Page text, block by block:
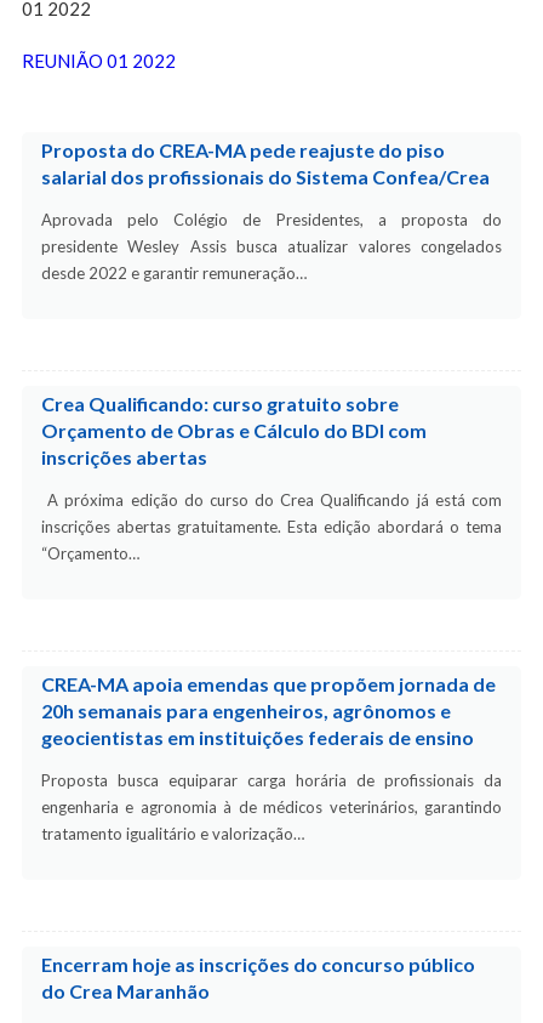
01 2022
REUNIÃO 01 2022
Proposta do CREA-MA pede reajuste do piso
salarial dos profissionais do Sistema Confea/Crea
Aprovada pelo Colégio de Presidentes, a proposta do
presidente Wesley Assis busca atualizar valores congelados
desde 2022 e garantir remuneração…
Crea Qualificando: curso gratuito sobre
Orçamento de Obras e Cálculo do BDI com
inscrições abertas
A próxima edição do curso do Crea Qualificando já está com
inscrições abertas gratuitamente. Esta edição abordará o tema
“Orçamento…
CREA-MA apoia emendas que propõem jornada de
20h semanais para engenheiros, agrônomos e
geocientistas em instituições federais de ensino
Proposta busca equiparar carga horária de profissionais da
engenharia e agronomia à de médicos veterinários, garantindo
tratamento igualitário e valorização…
Encerram hoje as inscrições do concurso público
do Crea Maranhão